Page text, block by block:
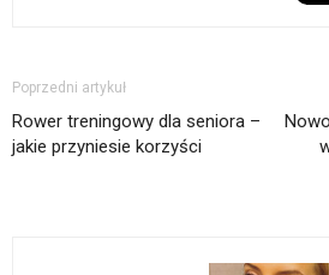
Poprzedni artykuł
Rower treningowy dla seniora –
jakie przyniesie korzyści